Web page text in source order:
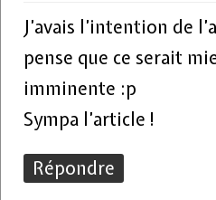
J’avais l’intention de
pense que ce serait
imminente :p
Sympa l’article !
Répondre